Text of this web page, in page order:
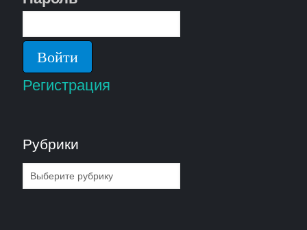
Регистрация
Рубрики
Рубрики